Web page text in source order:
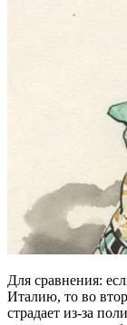
Для сравнения:
Италию, то во
страдает из-за